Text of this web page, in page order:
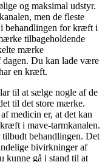
og maksimal udstyr.
men de fleste
behandlingen for kræft i
tilbageholdende
mærke
Du kan lade være
en kræft.
til at sælge nogle af de
til det store mærke.
medicin er, at det kan
i mave-tarmkanalen.
behandlingen. Det
bivirkninger af
kunne gå i stand til at